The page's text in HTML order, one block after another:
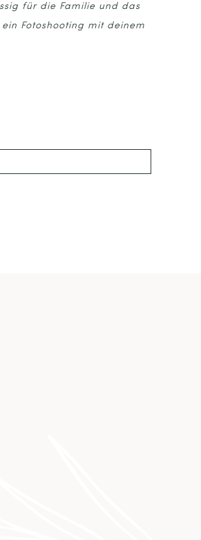
für die Familie und das
Fotoshooting mit deinem